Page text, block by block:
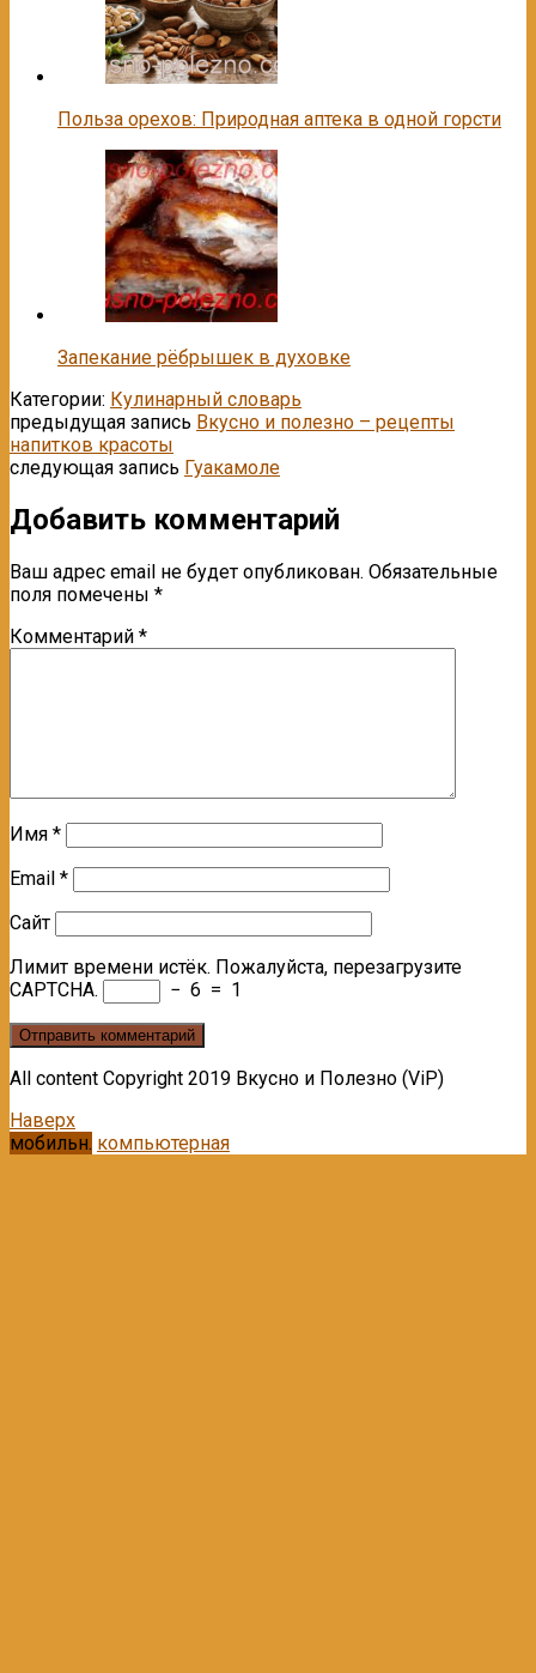
Польза орехов: Природная аптека в одной горсти
Запекание рёбрышек в духовке
Категории: Кулинарный словарь
предыдущая запись Вкусно и полезно – рецепты
напитков красоты
следующая запись Гуакамоле
Добавить комментарий
Ваш адрес email не будет опубликован. Обязательные
поля помечены *
Комментарий *
Имя *
Email *
Сайт
Лимит времени истёк. Пожалуйста, перезагрузите
CAPTCHA.
− 6 = 1
All content Copyright 2019 Вкусно и Полезно (ViP)
Наверх
мобильн. компьютерная